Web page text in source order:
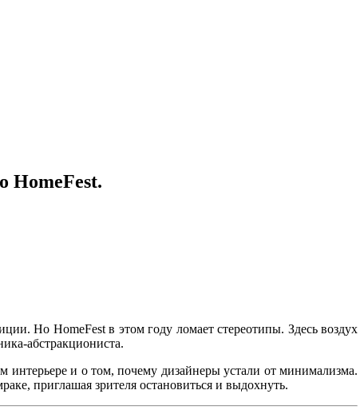
HomeFest.
Но HomeFest в этом году ломает стереотипы. Здесь воздух
абстракциониста.
и о том, почему дизайнеры устали от минимализма.
приглашая зрителя остановиться и выдохнуть.